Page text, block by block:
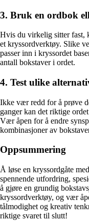
3. Bruk en ordbok
Hvis du virkelig sitter fast,
et kryssordverktøy. Slike
passer inn i kryssordet
antall bokstaver i ordet.
4. Test ulike
Ikke vær redd for å prøve
ganger kan det riktige
Vær åpen for å endre
kombinasjoner av
Oppsummering
Å løse en kryssordgåte
spennende utfordring,
å gjøre en grundig
kryssordverktøy, og vær
tålmodighet og kreativ
riktige svaret til slutt!